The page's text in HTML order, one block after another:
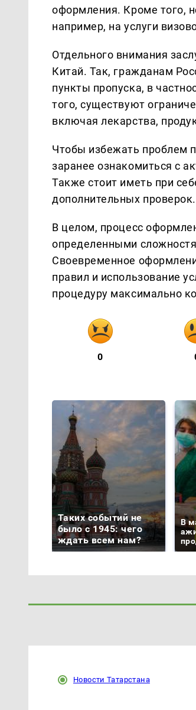
оформления. Кроме того,
например, на услуги
Отдельного внимания
Китай. Так, гражданам
пункты пропуска, в
того, существуют
включая лекарства,
Чтобы избежать проблем
заранее ознакомиться с
Также стоит иметь при
дополнительных проверок.
В целом, процесс
определенными
Своевременное
правил и использование
процедуру максимально
0
Таких событий не
было с 1945: чего
ждать всем нам?
В
Новости Татарстана